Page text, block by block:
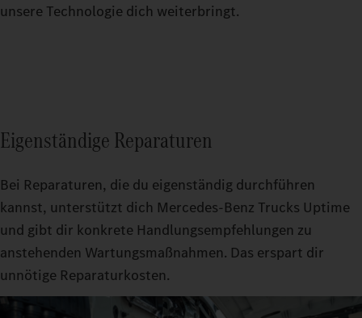
unsere Technologie dich weiterbringt.
Eigenständige Reparaturen
Bei Reparaturen, die du eigenständig durchführen
kannst, unterstützt dich Mercedes‑Benz Trucks Uptime
und gibt dir konkrete Handlungsempfehlungen zu
anstehenden Wartungsmaßnahmen. Das erspart dir
unnötige Reparaturkosten.